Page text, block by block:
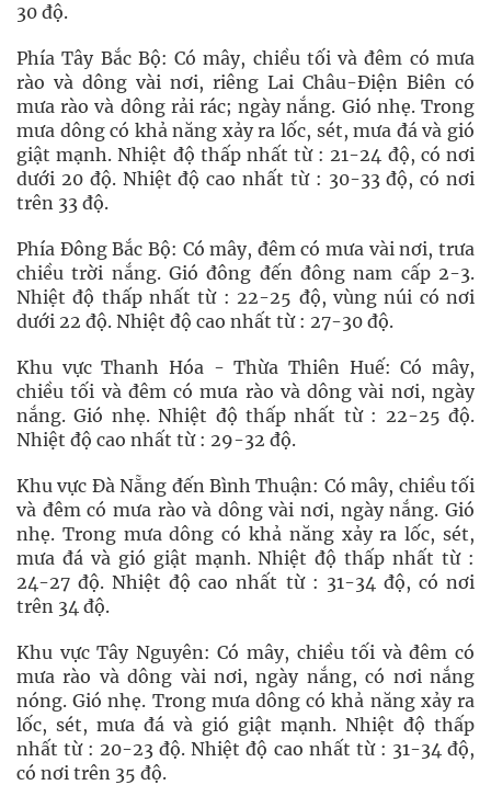
30 độ.
Phía Tây Bắc Bộ: Có mây, chiều tối và đêm có mưa
rào và dông vài nơi, riêng Lai Châu-Điện Biên có
mưa rào và dông rải rác; ngày nắng. Gió nhẹ. Trong
mưa dông có khả năng xảy ra lốc, sét, mưa đá và gió
giật mạnh. Nhiệt độ thấp nhất từ : 21-24 độ, có nơi
dưới 20 độ. Nhiệt độ cao nhất từ : 30-33 độ, có nơi
trên 33 độ.
Phía Đông Bắc Bộ: Có mây, đêm có mưa vài nơi, trưa
chiều trời nắng. Gió đông đến đông nam cấp 2-3.
Nhiệt độ thấp nhất từ : 22-25 độ, vùng núi có nơi
dưới 22 độ. Nhiệt độ cao nhất từ : 27-30 độ.
Khu vực Thanh Hóa - Thừa Thiên Huế: Có mây,
chiều tối và đêm có mưa rào và dông vài nơi, ngày
nắng. Gió nhẹ. Nhiệt độ thấp nhất từ : 22-25 độ.
Nhiệt độ cao nhất từ : 29-32 độ.
Khu vực Đà Nẵng đến Bình Thuận: Có mây, chiều tối
và đêm có mưa rào và dông vài nơi, ngày nắng. Gió
nhẹ. Trong mưa dông có khả năng xảy ra lốc, sét,
mưa đá và gió giật mạnh. Nhiệt độ thấp nhất từ :
24-27 độ. Nhiệt độ cao nhất từ : 31-34 độ, có nơi
trên 34 độ.
Khu vực Tây Nguyên: Có mây, chiều tối và đêm có
mưa rào và dông vài nơi, ngày nắng, có nơi nắng
nóng. Gió nhẹ. Trong mưa dông có khả năng xảy ra
lốc, sét, mưa đá và gió giật mạnh. Nhiệt độ thấp
nhất từ : 20-23 độ. Nhiệt độ cao nhất từ : 31-34 độ,
có nơi trên 35 độ.